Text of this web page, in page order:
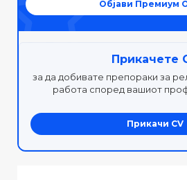
Објави Премиум
Прикачете
за да добивате препораки за
работа според вашиот
Прикачи CV